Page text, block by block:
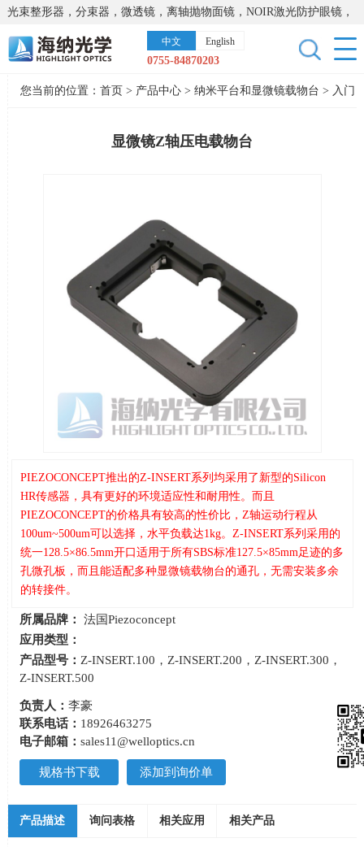
光束整形器，分束器，微透镜，离轴抛物面镜，NOIR激光防护眼镜，
太阳能模拟器，显微镜载物台，激光器，光谱仪，红外热像仪，激光
晶体
中文 English
0755-84870203
您当前的位置： 首页 > 产品中心> 纳米平台和显微镜载物台 > 入门
显微镜Z轴压电载物台
PIEZOCONCEPT推出的Z-INSERT系列均采用了新型的Silicon
HR传感器，具有更好的环境适应性和耐用性。而且
PIEZOCONCEPT的价格具有较高的性价比，Z轴运动行程从
100um~500um可以选择，水平负载达1kg。Z-INSERT系列采用的
统一128.5×86.5mm开口适用于所有SBS标准127.5×85mm足迹的多
孔微孔板，而且能适配多种显微镜载物台的通孔，无需安装多余
的转接件。
所属品牌：
法国Piezoconcept
应用类型：
产品型号：Z-INSERT.100，Z-INSERT.200，Z-INSERT.300，
Z-INSERT.500
负责人：李豪
联系电话： 18926463275
电子邮箱：sales11@welloptics.cn
规格书下载 添加到询价单
产品描述 询问表格 相关应用 相关产品